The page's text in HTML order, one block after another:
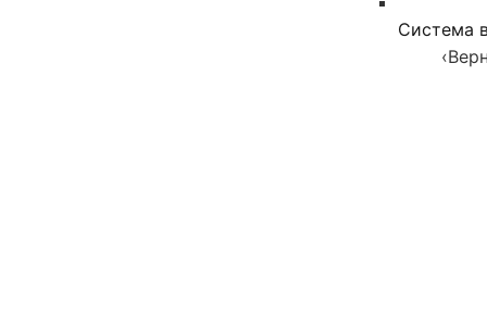
Система
‹